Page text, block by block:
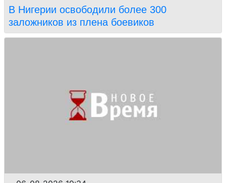
В Нигерии освободили более 300
заложников из плена боевиков